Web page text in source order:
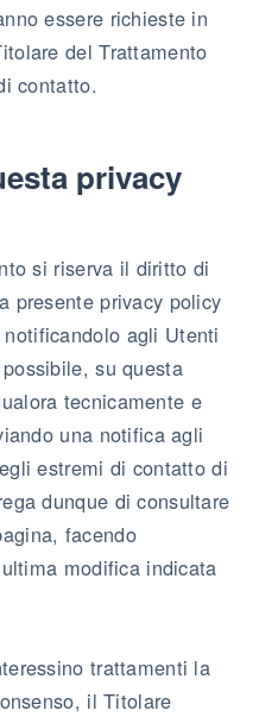
essere richieste in
del Trattamento
contatto.
privacy
si riserva il diritto di
presente privacy policy
agli Utenti
su questa
tecnicamente e
una notifica agli
estremi di contatto di
dunque di consultare
facendo
modifica indicata
trattamenti la
il Titolare